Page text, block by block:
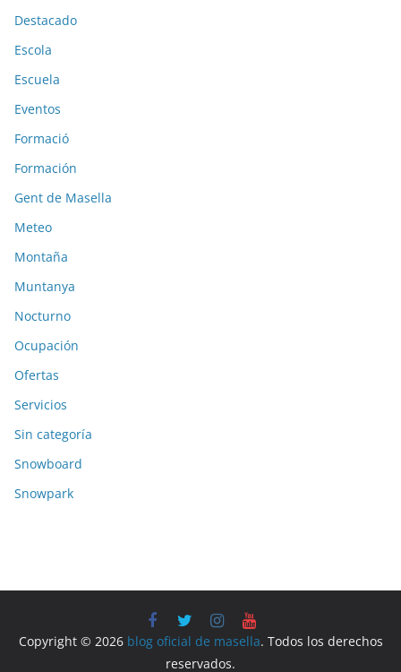
Destacado
Escola
Escuela
Eventos
Formació
Formación
Gent de Masella
Meteo
Montaña
Muntanya
Nocturno
Ocupación
Ofertas
Servicios
Sin categoría
Snowboard
Snowpark
Copyright © 2026 blog oficial de masella. Todos los derechos
reservados.